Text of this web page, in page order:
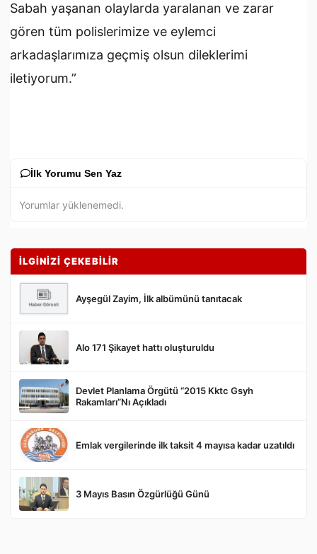
Sabah yaşanan olaylarda yaralanan ve zarar
gören tüm polislerimize ve eylemci
arkadaşlarımıza geçmiş olsun dileklerimi
iletiyorum.”
İlk Yorumu Sen Yaz
Gönder
Yorumlar yüklenemedi.
İLGİNİZİ ÇEKEBİLİR
Ayşegül Zayim, İlk albümünü tanıtacak
Alo 171 Şikayet hattı oluşturuldu
Devlet Planlama Örgütü “2015 Kktc Gsyh
Rakamları”Nı Açıkladı
Emlak vergilerinde ilk taksit 4 mayısa kadar uzatıldı
3 Mayıs Basın Özgürlüğü Günü